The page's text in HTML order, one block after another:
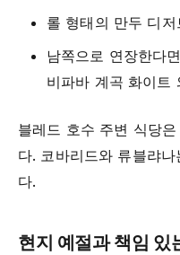
롤 형태의 만두 디
남쪽으로 연장한다
비파바 계곡 화이트
블레드 호수 주변 식당
다. 코바리드와 류블랴
다.
현지 예절과 책임 있